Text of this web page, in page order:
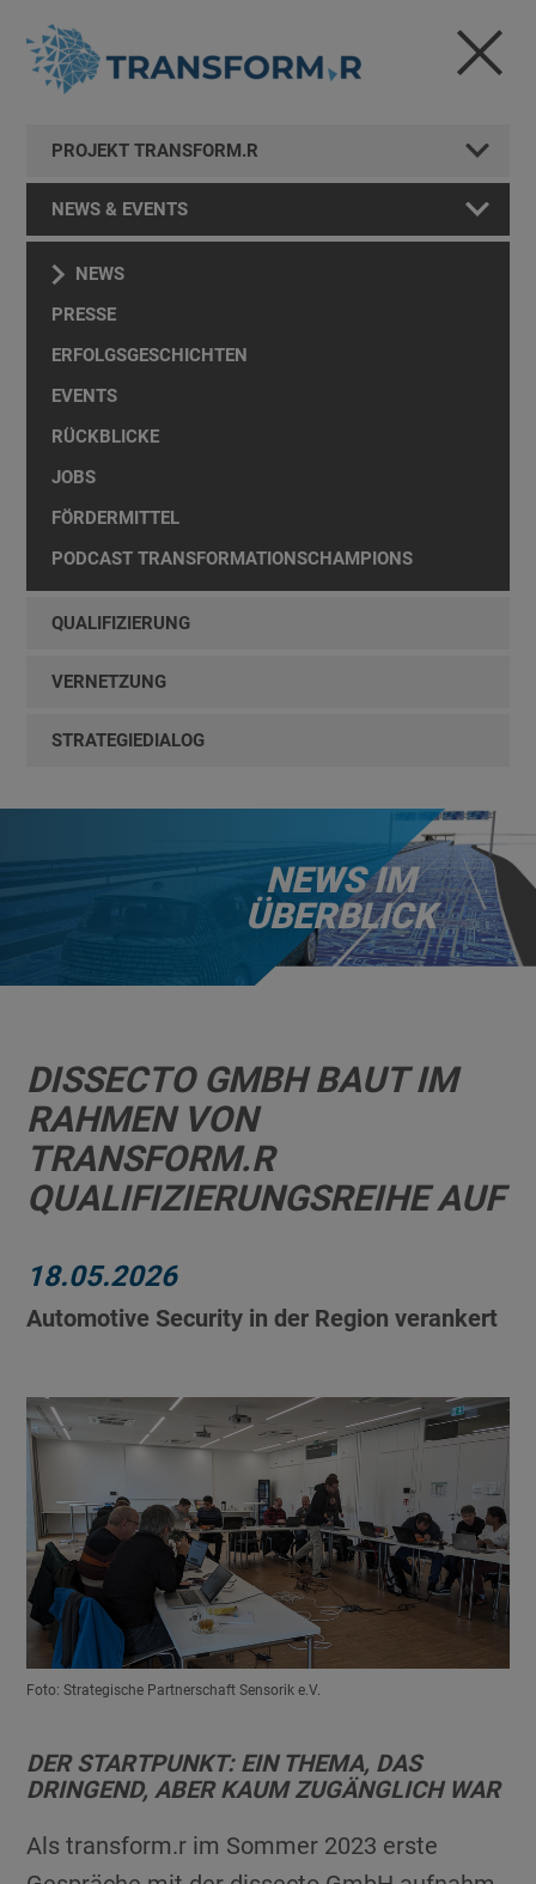
PROJEKT TRANSFORM.R
NEWS & EVENTS
NEWS
PRESSE
ERFOLGSGESCHICHTEN
EVENTS
RÜCKBLICKE
JOBS
FÖRDERMITTEL
PODCAST TRANSFORMATIONSCHAMPIONS
QUALIFIZIERUNG
VERNETZUNG
STRATEGIEDIALOG
NEWS IM
ÜBERBLICK
DISSECTO GMBH BAUT IM
RAHMEN VON
TRANSFORM.R
QUALIFIZIERUNGSREIHE AUF
18.05.2026
Automotive Security in der Region verankert
Foto: Strategische Partnerschaft Sensorik e.V.
DER STARTPUNKT: EIN THEMA, DAS
DRINGEND, ABER KAUM ZUGÄNGLICH WAR
Als transform.r im Sommer 2023 erste